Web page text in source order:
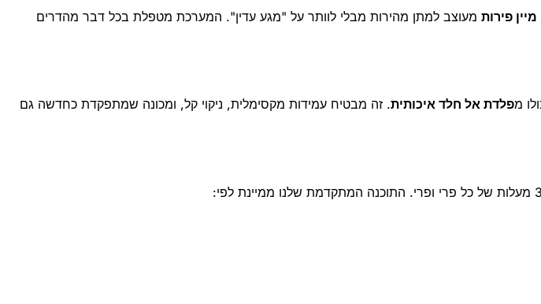
מיין פירות מעוצב למתן מהירות מבלי לוותר על "מגע עדין". המערכת מטפלת בכל דבר מהדרים
פלדת אל חלד איכותית. זה מבטיח עמידות מקסימלית, ניקוי קל, ומכונה שמתפקדת כחדשה גם